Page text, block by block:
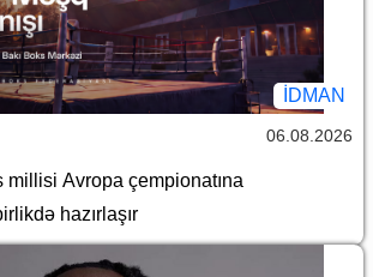
İDMAN
06.08.2026
millisi Avropa çempionatına
hazırlaşır